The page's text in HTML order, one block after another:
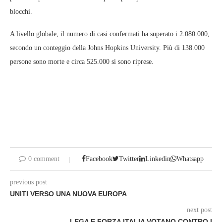
blocchi.
A livello globale, il numero di casi confermati ha superato i 2.080.000,
secondo un conteggio della Johns Hopkins University. Più di 138.000
persone sono morte e circa 525.000 si sono riprese.
0 comment Facebook Twitter Linkedin Whatsapp
previous post
UNITI VERSO UNA NUOVA EUROPA
next post